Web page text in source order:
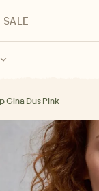
für Kinder
SALE
Gina Dus Pink